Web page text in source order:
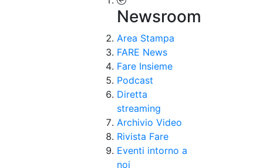
Newsroom
Area Stampa
FARE News
Fare Insieme
Podcast
Diretta
streaming
Archivio Video
Rivista Fare
Eventi intorno a
noi